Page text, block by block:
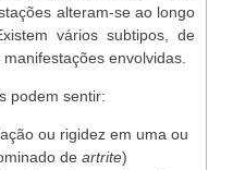
alteram-se ao longo
vários subtipos, de
envolvidas.
podem sentir:
ou rigidez em uma ou
de artrite)